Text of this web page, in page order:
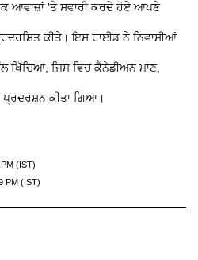
ਆਵਾਜ਼ਾਂ 'ਤੇ ਸਵਾਰੀ ਕਰਦੇ ਹੋਏ ਆਪਣੇ
ਕੀਤੇ। ਇਸ ਰਾਈਡ ਨੇ ਨਿਵਾਸੀਆਂ
ਜਿਸ ਵਿਚ ਕੈਨੇਡੀਅਨ ਮਾਣ,
ਕੀਤਾ ਗਿਆ।
(IST)
PM (IST)